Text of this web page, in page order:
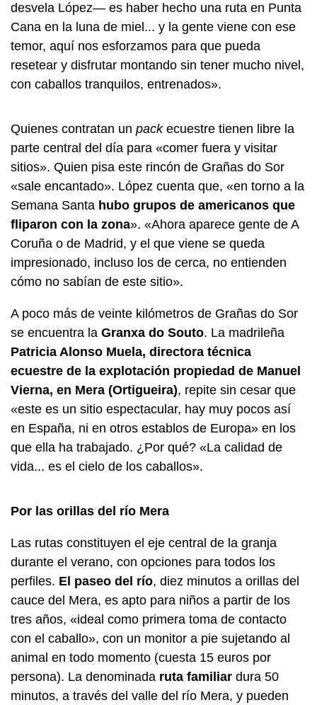
desvela López— es haber hecho una ruta en Punta
Cana en la luna de miel... y la gente viene con ese
temor, aquí nos esforzamos para que pueda
resetear y disfrutar montando sin tener mucho nivel,
con caballos tranquilos, entrenados».
Quienes contratan un packecuestre tienen libre la
parte central del día para «comer fuera y visitar
sitios». Quien pisa este rincón de Grañas do Sor
«sale encantado». López cuenta que, «en torno a la
Semana Santa hubo grupos de americanos que
fliparon con la zona». «Ahora aparece gente de A
Coruña o de Madrid, y el que viene se queda
impresionado, incluso los de cerca, no entienden
cómo no sabían de este sitio».
A poco más de veinte kilómetros de Grañas do Sor
se encuentra la Granxa do Souto. La madrileña
Patricia Alonso Muela, directora técnica
ecuestre de la explotación propiedad de Manuel
Vierna, en Mera (Ortigueira), repite sin cesar que
«este es un sitio espectacular, hay muy pocos así
en España, ni en otros establos de Europa» en los
que ella ha trabajado. ¿Por qué? «La calidad de
vida... es el cielo de los caballos».
Por las orillas del río Mera
Las rutas constituyen el eje central de la granja
durante el verano, con opciones para todos los
perfiles. El paseo del río, diez minutos a orillas del
cauce del Mera, es apto para niños a partir de los
tres años, «ideal como primera toma de contacto
con el caballo», con un monitor a pie sujetando al
animal en todo momento (cuesta 15 euros por
persona). La denominada ruta familiar dura 50
minutos, a través del valle del río Mera, y pueden